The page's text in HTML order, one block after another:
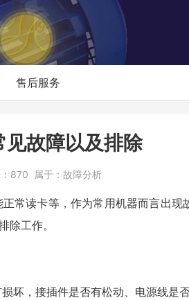
售后服务
故障以及排除
870 属于： 故障分析
常读卡等，作为常用机器而言出现
除工作。
坏，接插件是否有松动、电源线是